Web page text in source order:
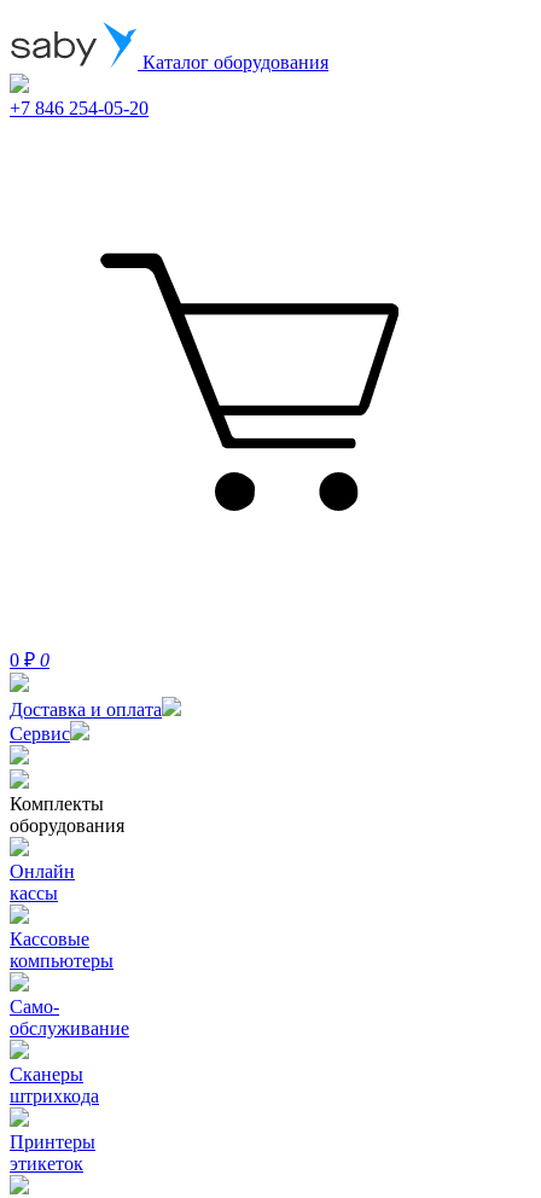
Каталог оборудования
+7 846 254-05-20
0 ₽ 0
Доставка и оплата
Сервис
Комплекты
оборудования
Онлайн
кассы
Кассовые
компьютеры
Само-
обслуживание
Сканеры
штрихкода
Принтеры
этикеток